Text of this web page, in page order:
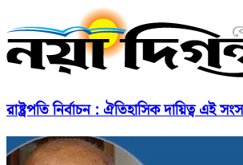
রাষ্ট্রপতি নির্বাচন : ঐতিহাসিক দায়িত্ব এই